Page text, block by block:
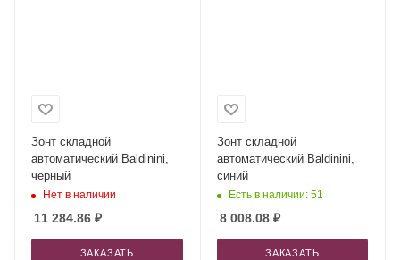
Зонт складной
автоматический Baldinini,
черный
Нет в наличии
11 284.86 ₽
ЗАКАЗАТЬ
Зонт складной
автоматический Baldinini,
синий
Есть в наличии: 51
8 008.08₽
ЗАКАЗАТЬ